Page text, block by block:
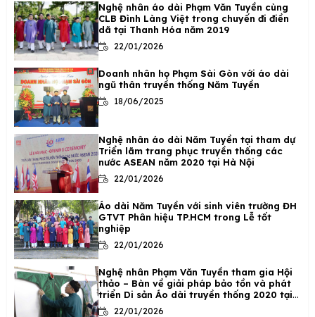
Nghệ nhân áo dài Phạm Văn Tuyền cùng
CLB Đình Làng Việt trong chuyến đi điền
dã tại Thanh Hóa năm 2019
22/01/2026
Doanh nhân họ Phạm Sài Gòn với áo dài
ngũ thân truyền thống Năm Tuyền
18/06/2025
Nghệ nhân áo dài Năm Tuyền tại tham dự
Triển lãm trang phục truyền thống các
nước ASEAN năm 2020 tại Hà Nội
22/01/2026
Áo dài Năm Tuyền với sinh viên trường ĐH
GTVT Phân hiệu TP.HCM trong Lễ tốt
nghiệp
22/01/2026
Nghệ nhân Phạm Văn Tuyền tham gia Hội
thảo – Bàn về giải pháp bảo tồn và phát
triển Di sản Áo dài truyền thống 2020 tại
Hà Nội22/01/2026